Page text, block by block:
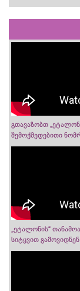
გთავაზობთ
შემოქმედებითი
„ეტალონის“
სიტყვით გამოვიდნენ